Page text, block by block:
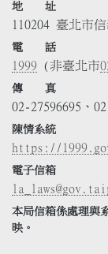
地 址
110204 臺北市
電 話
1999 (非臺北市
傳 真
02-27596695、
陳情系統
https://
電子信箱
本局信箱係處理與
映。